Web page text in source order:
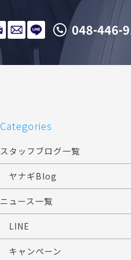
048-446-
Categories
スタッフブログ一覧
ヤナギBlog
ニュース一覧
LINE
キャンペーン